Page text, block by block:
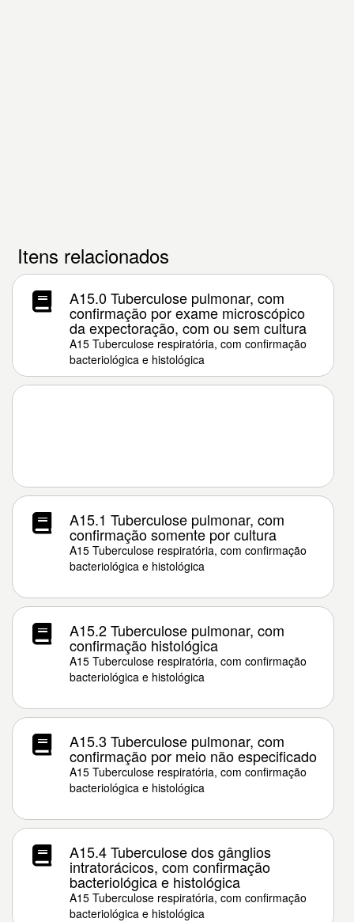
Itens relacionados
A15.0 Tuberculose pulmonar, com
confirmação por exame microscópico
da expectoração, com ou sem cultura
A15 Tuberculose respiratória, com confirmação
bacteriológica e histológica
A15.1 Tuberculose pulmonar, com
confirmação somente por cultura
A15 Tuberculose respiratória, com confirmação
bacteriológica e histológica
A15.2 Tuberculose pulmonar, com
confirmação histológica
A15 Tuberculose respiratória, com confirmação
bacteriológica e histológica
A15.3 Tuberculose pulmonar, com
confirmação por meio não especificado
A15 Tuberculose respiratória, com confirmação
bacteriológica e histológica
A15.4 Tuberculose dos gânglios
intratorácicos, com confirmação
bacteriológica e histológica
A15 Tuberculose respiratória, com confirmação
bacteriológica e histológica